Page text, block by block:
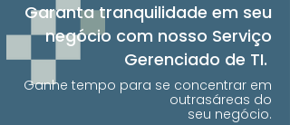
Garanta tranquilidade em seu
negócio com nosso Serviço
Gerenciado de TI.
Ganhe tempo para se concentrar em
outrasáreas do
seu negócio.